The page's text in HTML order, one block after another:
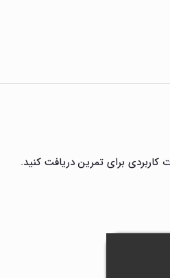
کاربردی برای تمرین دریافت کنید.